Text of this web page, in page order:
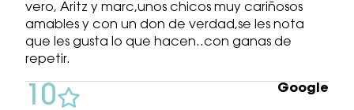
vero, Aritz y marc,unos chicos muy cariñosos
amables y con un don de verdad,se les nota
que les gusta lo que hacen..con ganas de
repetir.
10 Google